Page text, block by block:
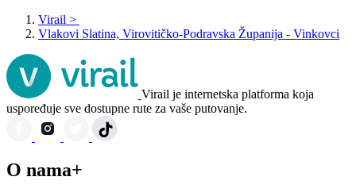
Virail >
Vlakovi Slatina, Virovitičko-Podravska Županija - Vinkovci
Virail je internetska platforma koja
uspoređuje sve dostupne rute za vaše putovanje.
O nama+